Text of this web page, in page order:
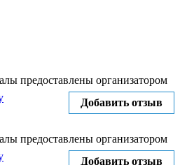
предоставлены организатором
Добавить отзыв
предоставлены организатором
Добавить отзыв